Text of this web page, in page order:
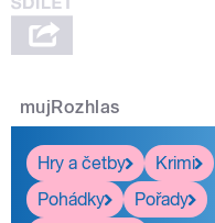
mujRozhlas
Hry a četby
Krimi
Pohádky
Pořady